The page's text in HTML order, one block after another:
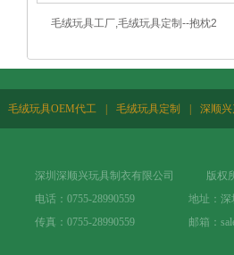
毛绒玩具工厂,毛绒玩具定制--抱枕2
毛绒玩具OEM代工 毛绒玩具定制 深顺
深圳深顺兴玩具制衣有限公司 版权
电话：0755-28990559 地址：深圳市
传真：0755-28990559 邮箱：